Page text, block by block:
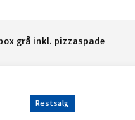
grå inkl. pizzaspade
Restsalg